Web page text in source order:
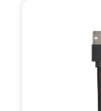
fédérateur de